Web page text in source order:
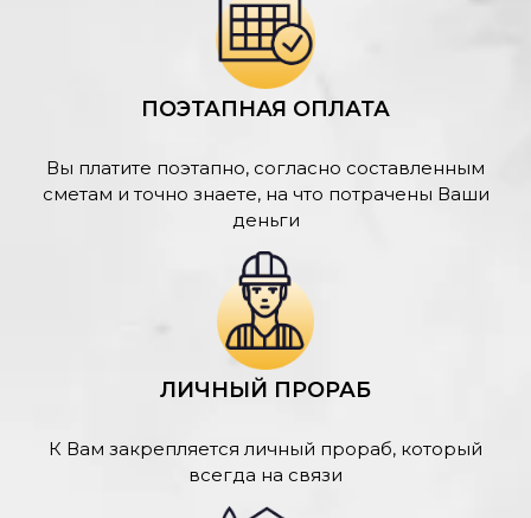
ПОЭТАПНАЯ ОПЛАТА
Вы платите поэтапно, согласно составленным
сметам и точно знаете, на что потрачены Ваши
деньги
ЛИЧНЫЙ ПРОРАБ
К Вам закрепляется личный прораб, который
всегда на связи